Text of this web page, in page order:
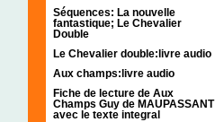
Séquences: La nouvelle
fantastique; Le Chevalier
Double
Le Chevalier double:livre audio
Aux champs:livre audio
Fiche de lecture de Aux
Champs Guy de MAUPASSANT
avec le texte integral